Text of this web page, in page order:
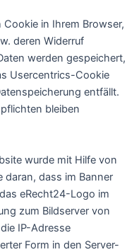
in Ihrem Browser,
deren Widerruf
werden gespeichert,
Usercentrics-Cookie
entfällt.
bleiben
wurde mit Hilfe von
daran, dass im Banner
eRecht24-Logo im
zum Bildserver von
IP-Adresse
Form in den Server-